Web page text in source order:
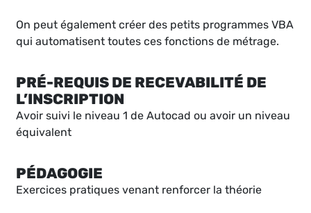
On peut également créer des petits programmes VBA
qui automatisent toutes ces fonctions de métrage.
PRÉ-REQUIS DE RECEVABILITÉ DE
L’INSCRIPTION
Avoir suivi le niveau 1 de Autocad ou avoir un niveau
équivalent
PÉDAGOGIE
Exercices pratiques venant renforcer la théorie